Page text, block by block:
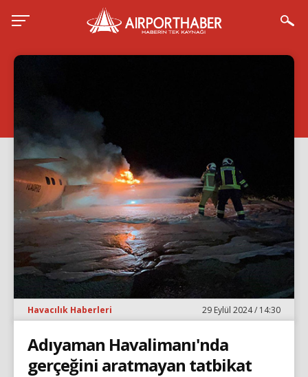
Havacılık Haberleri 29 Eylül 2024 / 14:30
Adıyaman Havalimanı'nda
gerçeğini aratmayan tatbikat